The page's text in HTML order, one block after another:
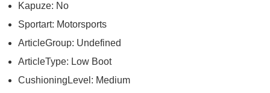
Kapuze: No
Sportart: Motorsports
ArticleGroup: Undefined
ArticleType: Low Boot
CushioningLevel: Medium